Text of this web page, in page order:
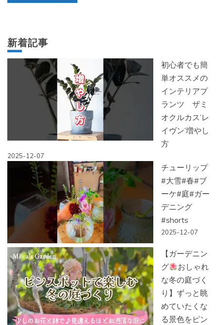
新着記事
初心者でも簡
単オススメの
インテリアプ
ランツ ザミ
オクルカス’レ
イヴン’増やし
方
2025-12-07
チューリップ
#大雪#春#ブ
ーケ#庭#ガー
デニング
#shorts
2025-12-07
【ガーデニン
グ
おしゃれ
な冬の庭づく
り】ずっと眺
めていたくな
る景色をピン